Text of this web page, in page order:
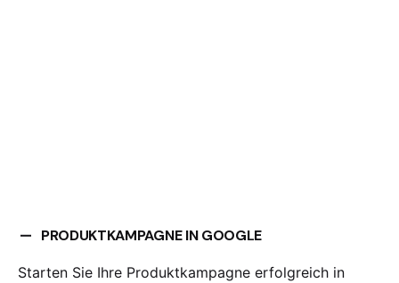
PRODUKTKAMPAGNE IN GOOGLE
Starten Sie Ihre Produktkampagne erfolgreich in